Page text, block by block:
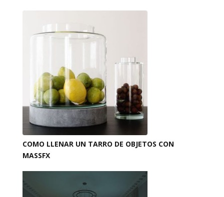
COMO LLENAR UN TARRO DE OBJETOS CON
MASSFX